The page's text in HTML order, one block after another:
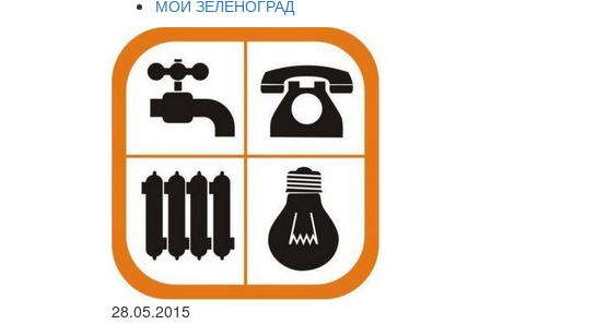
МОЙ ЗЕЛЕНОГРАД
28.05.2015